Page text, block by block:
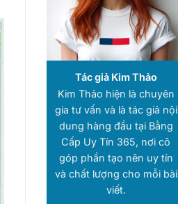
Tác giả Kim Thảo
Kim Thảo hiện là chuyên
gia tư vấn và là tác giả nội
dung hàng đầu tại Bằng
Cấp Uy Tín 365, nơi cô
góp phần tạo nên uy tín
và chất lượng cho mỗi bài
viết.